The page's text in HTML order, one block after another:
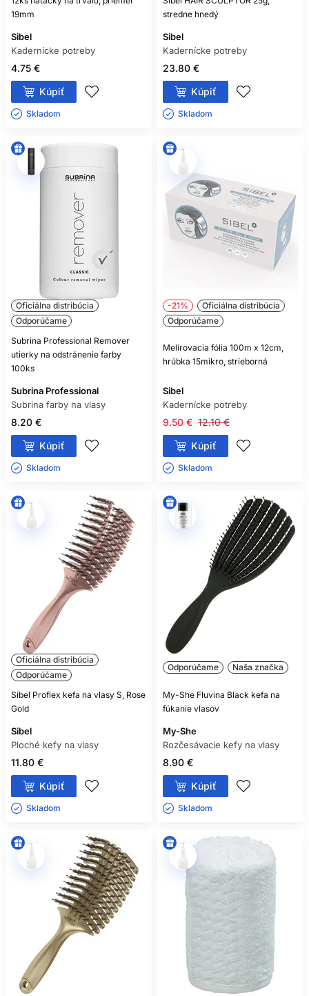
19mm
Sibel
Kadernícke potreby
4.75 €
Kúpiť
Skladom ㅤ
stredne hnedý
Sibel
Kadernícke potreby
23.80 €
Kúpiť
Skladom ㅤ
Oficiálna distribúcia
Odporúčame
Subrina Professional Remover
utierky na odstránenie farby
100ks
Subrina Professional
Subrina farby na vlasy
8.20 €
Kúpiť
Skladom ㅤ
-21%
Oficiálna distribúcia
Odporúčame
Melírovacia fólia 100m x 12cm,
hrúbka 15mikro, strieborná
Sibel
Kadernícke potreby
12.10 €
9.50 €
Kúpiť
Skladom ㅤ
Oficiálna distribúcia
Odporúčame
Sibel Proflex kefa na vlasy S, Rose
Gold
Sibel
Ploché kefy na vlasy
11.80 €
Kúpiť
Skladom ㅤ
Odporúčame Naša značka
My-She Fluvina Black kefa na
fúkanie vlasov
My-She
Rozčesávacie kefy na vlasy
8.90 €
Kúpiť
Skladom ㅤ